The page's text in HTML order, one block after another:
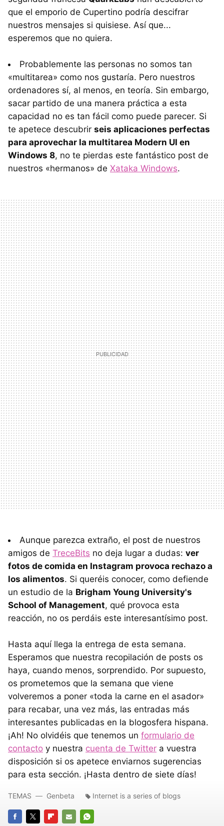
que el emporio de Cupertino podría descifrar
nuestros mensajes si quisiese. Así que...
esperemos que no quiera.
Probablemente las personas no somos tan
«multitarea» como nos gustaría. Pero nuestros
ordenadores sí, al menos, en teoría. Sin embargo,
sacar partido de una manera práctica a esta
capacidad no es tan fácil como puede parecer. Si
te apetece descubrir seis aplicaciones perfectas
para aprovechar la multitarea Modern UI en
Windows 8, no te pierdas este fantástico post de
nuestros «hermanos» de Xataka Windows.
Aunque parezca extraño, el post de nuestros
amigos de TreceBits no deja lugar a dudas: ver
fotos de comida en Instagram provoca rechazo a
los alimentos. Si queréis conocer, como defiende
un estudio de la Brigham Young University's
School of Management, qué provoca esta
reacción, no os perdáis este interesantísimo post.
Hasta aquí llega la entrega de esta semana.
Esperamos que nuestra recopilación de posts os
haya, cuando menos, sorprendido. Por supuesto,
os prometemos que la semana que viene
volveremos a poner «toda la carne en el asador»
para recabar, una vez más, las entradas más
interesantes publicadas en la blogosfera hispana.
¡Ah! No olvidéis que tenemos un formulario de
contacto y nuestra cuenta de Twitter a vuestra
disposición si os apetece enviarnos sugerencias
para esta sección. ¡Hasta dentro de siete días!
TEMAS Genbeta Internet is a series of blogs